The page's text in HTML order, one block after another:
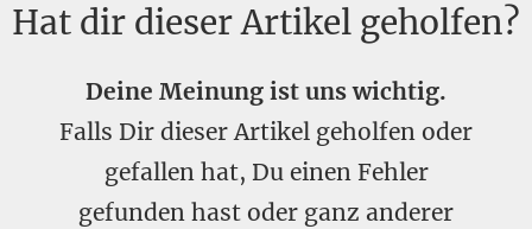
Hat dir dieser Artikel geholfen?
Deine Meinung ist uns wichtig.
Falls Dir dieser Artikel geholfen oder
gefallen hat, Du einen Fehler
gefunden hast oder ganz anderer